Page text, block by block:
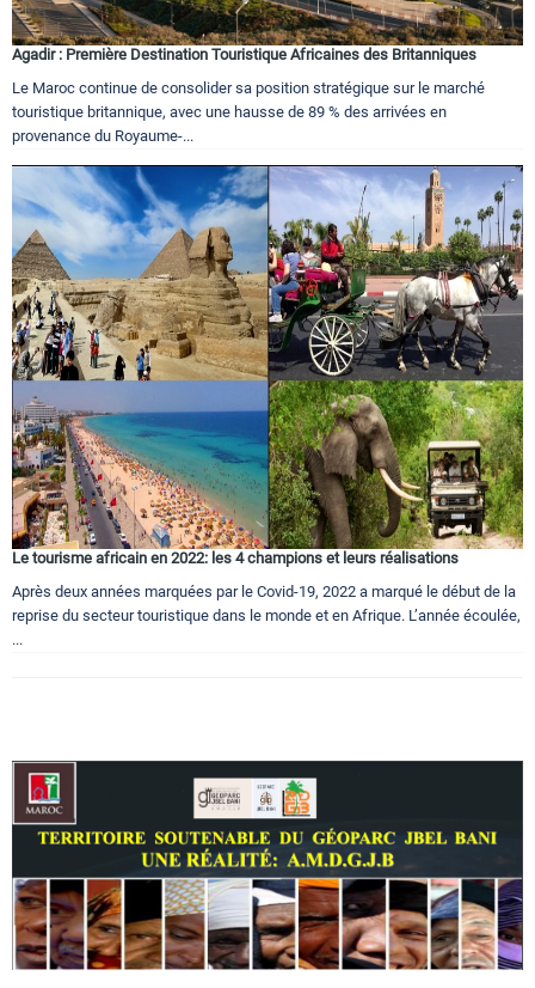
Agadir : Première Destination Touristique Africaines des Britanniques
Le Maroc continue de consolider sa position stratégique sur le marché
touristique britannique, avec une hausse de 89 % des arrivées en
provenance du Royaume-...
Le tourisme africain en 2022: les 4 champions et leurs réalisations
Après deux années marquées par le Covid-19, 2022 a marqué le début de la
reprise du secteur touristique dans le monde et en Afrique. L’année écoulée,
...